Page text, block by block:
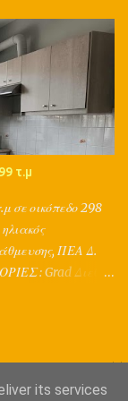
τραπεζών και
μια ολοκληρωμένη
ο Π.Τσιμπίδης
στις
Μεσιτικά
τ.μ
σε οικόπεδο 298
ΠΕΑ Δ.
: Grad Διεθνή
its services